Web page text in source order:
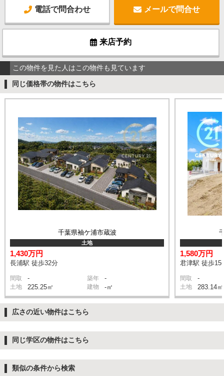
電話で問合わせ メールで問合せ
来店予約
この物件を見た人はこの物件も見ています
同じ価格帯の物件はこちら
千葉県袖ケ浦市蔵波
土地
1,430万円
長浦駅 徒歩32分
間取 - 築年 -
土地 225.25㎡ 建物 -㎡
1,580万円
君津駅 徒歩15
間取 -
土地 283.14㎡
広さの近い物件はこちら
同じ学区の物件はこちら
類似の条件から検索